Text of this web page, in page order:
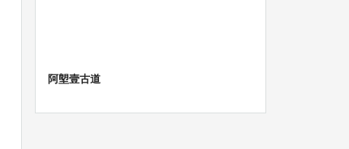
阿塱壹古道